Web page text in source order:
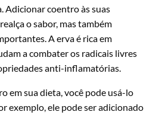
Adicionar coentro às suas
o sabor, mas também
A erva é rica em
a combater os radicais livres
anti-inflamatórias.
em sua dieta, você pode usá-lo
exemplo, ele pode ser adicionado